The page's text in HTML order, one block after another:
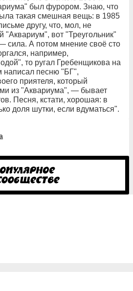
был фурором. Знаю, что
такая смешная вещь: в 1985
другу, что, мол, не
"Аквариум", вот "Треугольник"
сила. А потом мнение своё сто
например,
то ругал Гребенщикова на
написал песню "БГ",
приятеля, который
из "Аквариума", — бывает
Песня, кстати, хорошая: в
доля шутки, если вдуматься".